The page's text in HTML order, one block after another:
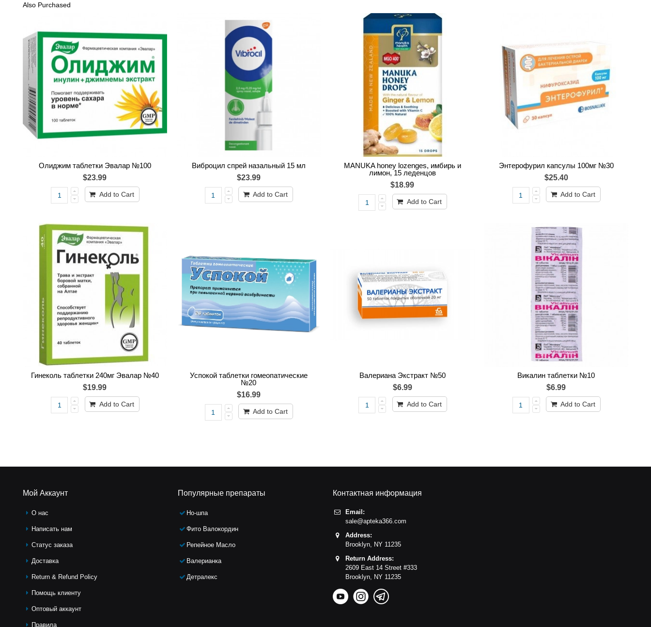
Also Purchased
Олиджим таблетки Эвалар №100
$23.99
Add to Cart
Виброцил спрей назальный 15 мл
$23.99
Add to Cart
MANUKA honey lozenges, имбирь и
лимон, 15 леденцов
$18.99
Add to Cart
Энтерофурил капсулы 100мг №30
$25.40
Add to Cart
Гинеколь таблетки 240мг Эвалар №40
$19.99
Add to Cart
Успокой таблетки гомеопатические
№20
$16.99
Add to Cart
Валериана Экстракт №50
$6.99
Add to Cart
Викалин таблетки №10
$6.99
Add to Cart
Мой Аккаунт
О нас
Написать нам
Статус заказа
Доставка
Return & Refund Policy
Помощь клиeнту
Оптовый аккаунт
Правила
Популярные препараты
Но-шпа
Фито Валокордин
Репейное Масло
Валерианка
Детралекс
Контактная информация
Email:
sale@apteka366.com
Address:
Brooklyn,
NY 11235
Return Address:
2609 East 14 Street #333
Brooklyn,
NY 11235